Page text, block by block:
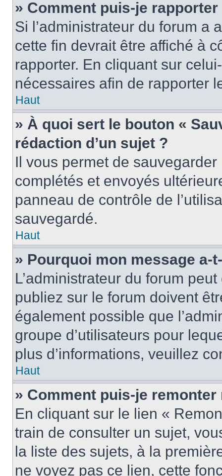
» Comment puis-je
Si l’administrateur du forum a
cette fin devrait être affiché à
rapporter. En cliquant sur
nécessaires afin de rapporter
Haut
» À quoi sert le bouton «
rédaction d’un sujet ?
Il vous permet de
complétés et envoyés
panneau de contrôle de
sauvegardé.
Haut
» Pourquoi mon message a-
L’administrateur du forum
publiez sur le forum doivent
également possible que
groupe d’utilisateurs pour
plus d’informations, veuillez
Haut
» Comment puis-je
En cliquant sur le lien «
train de consulter un sujet,
la liste des sujets, à la
ne voyez pas ce lien, cette